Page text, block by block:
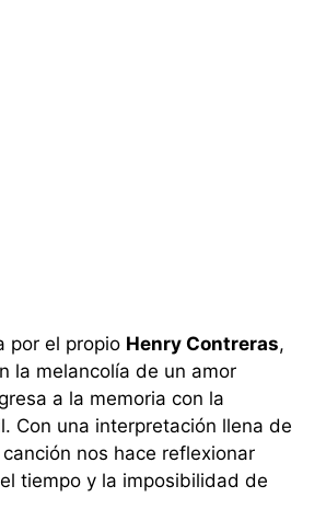
por el propio Henry Contreras,
la melancolía de un amor
a la memoria con la
Con una interpretación llena de
nos hace reflexionar
tiempo y la imposibilidad de